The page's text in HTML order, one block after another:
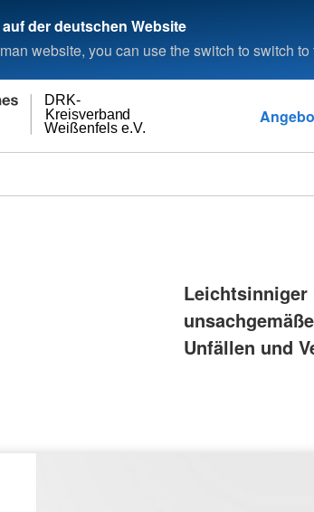
der deutschen Website
website, you can use the switch to switch
Weißenfels e.V.
Kreisverband
DRK-
Leichtsinniger
Unfällen und